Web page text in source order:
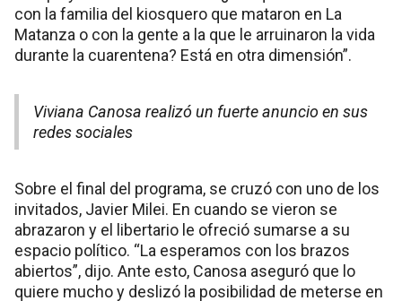
con la familia del kiosquero que mataron en La
Matanza o con la gente a la que le arruinaron la vida
durante la cuarentena? Está en otra dimensión”.
Viviana Canosa realizó un fuerte anuncio en sus
redes sociales
Sobre el final del programa, se cruzó con uno de los
invitados, Javier Milei. En cuando se vieron se
abrazaron y el libertario le ofreció sumarse a su
espacio político. “La esperamos con los brazos
abiertos”, dijo. Ante esto, Canosa aseguró que lo
quiere mucho y deslizó la posibilidad de meterse en